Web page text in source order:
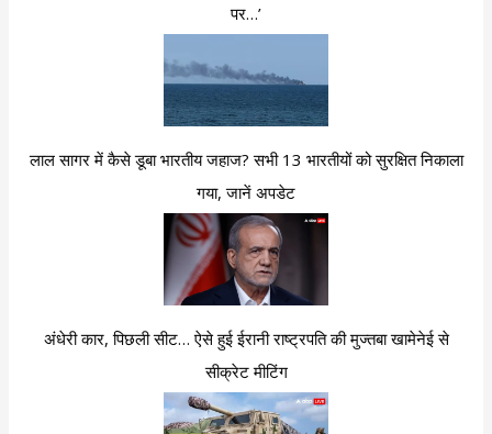
पर…’
लाल सागर में कैसे डूबा भारतीय जहाज? सभी 13 भारतीयों को सुरक्षित निकाला
गया, जानें अपडेट
अंधेरी कार, पिछली सीट… ऐसे हुई ईरानी राष्ट्रपति की मुज्तबा खामेनेई से
सीक्रेट मीटिंग